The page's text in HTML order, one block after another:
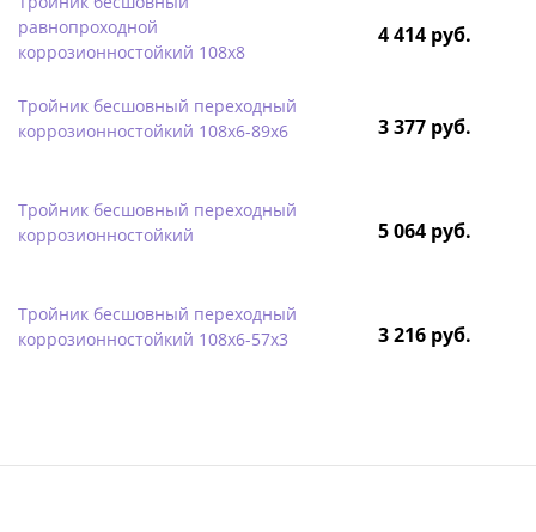
равнопроходной
коррозионностойкий 108х8
4 414 руб.
Тройник бесшовный переходный
коррозионностойкий 108х6-89х6
3 377 руб.
Тройник бесшовный переходный
коррозионностойкий
5 064 руб.
Тройник бесшовный переходный
коррозионностойкий 108х6-57х3
3 216 руб.